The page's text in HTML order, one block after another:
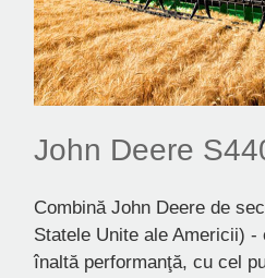
John Deere
Combină John Deere de
Statele Unite ale Americii) -
înaltă performanţă, cu cel